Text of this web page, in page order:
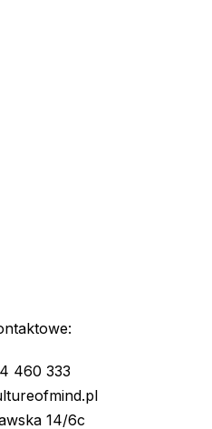
460 333
14/6c